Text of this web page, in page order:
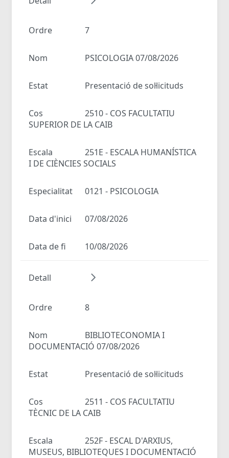
Ordre 7
Nom PSICOLOGIA 07/08/2026
Estat Presentació de sol·licituds
Cos
2510 - COS FACULTATIU
SUPERIOR DE LA CAIB
Escala
251E - ESCALA HUMANÍSTICA
I DE CIÈNCIES SOCIALS
Especialitat 0121 - PSICOLOGIA
Data d'inici 07/08/2026
Data de fi 10/08/2026
Detall
Ordre 8
Nom
BIBLIOTECONOMIA I
DOCUMENTACIÓ 07/08/2026
Estat Presentació de sol·licituds
Cos
2511 - COS FACULTATIU
TÈCNIC DE LA CAIB
Escala
252F - ESCAL D'ARXIUS,
MUSEUS, BIBLIOTEQUES I DOCUMENTACIÓ